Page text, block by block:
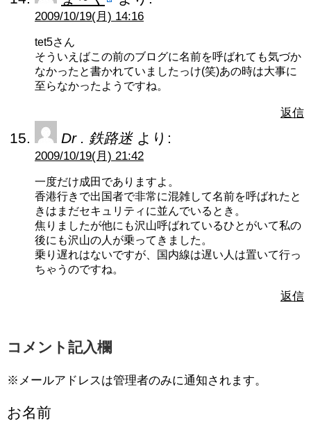
2009/10/19(月) 14:16
tet5さん
そういえばこの前のブログに名前を呼ばれても気づか
なかったと書かれていましたっけ(笑)あの時は大事に
至らなかったようですね。
返信
Dr . 鉄路迷 より:
2009/10/19(月) 21:42
一度だけ成田でありますよ。
香港行きで出国者で非常に混雑して名前を呼ばれたと
きはまだセキュリティに並んでいるとき。
焦りましたが他にも沢山呼ばれているひとがいて私の
後にも沢山の人が乗ってきました。
乗り遅れはないですが、国内線は遅い人は置いて行っ
ちゃうのですね。
返信
コメント記入欄
※メールアドレスは管理者のみに通知されます。
お名前